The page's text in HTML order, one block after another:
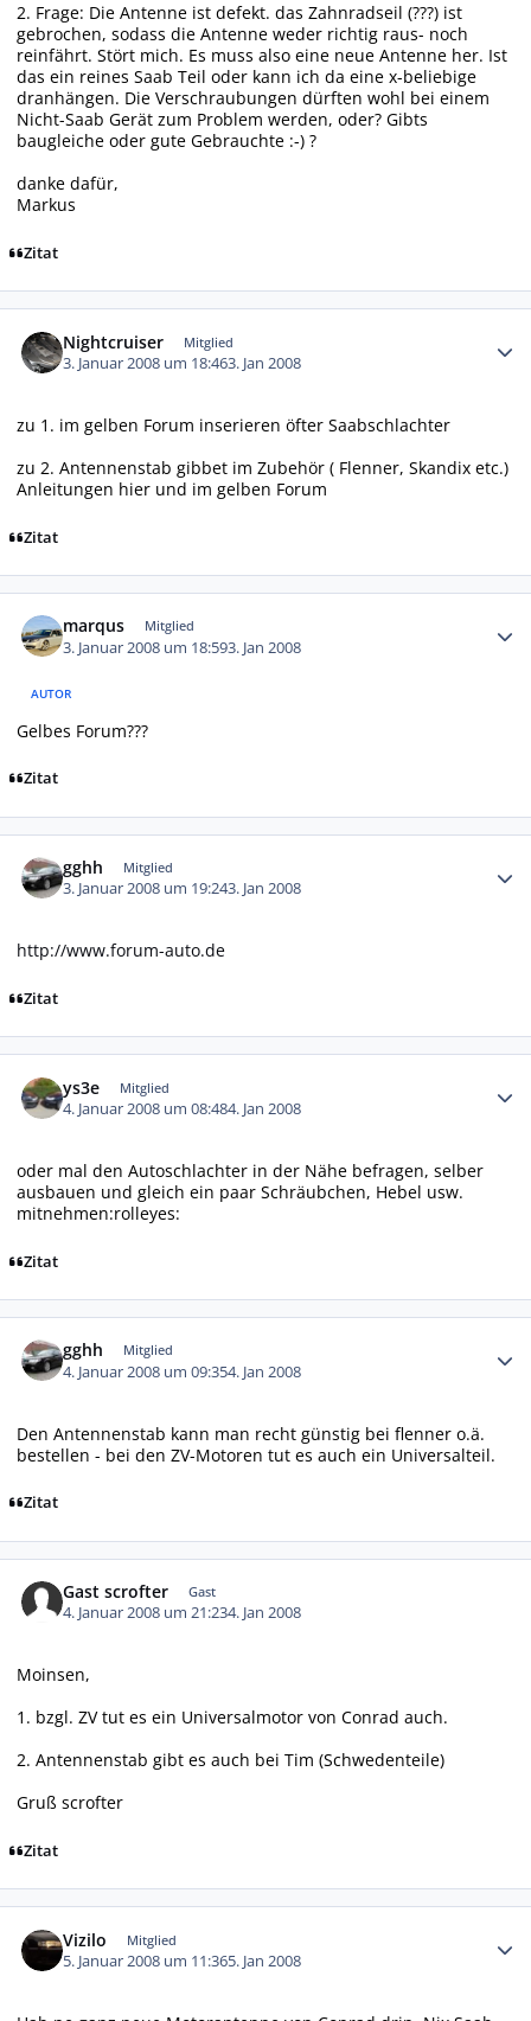
2. Frage: Die Antenne ist defekt. das Zahnradseil (???) ist
gebrochen, sodass die Antenne weder richtig raus- noch
reinfährt. Stört mich. Es muss also eine neue Antenne her. Ist
das ein reines Saab Teil oder kann ich da eine x-beliebige
dranhängen. Die Verschraubungen dürften wohl bei einem
Nicht-Saab Gerät zum Problem werden, oder? Gibts
baugleiche oder gute Gebrauchte :-) ?
danke dafür,
Markus
Zitat
Nightcruiser Mitglied
3. Januar 2008 um 18:463. Jan 2008
zu 1. im gelben Forum inserieren öfter Saabschlachter
zu 2. Antennenstab gibbet im Zubehör ( Flenner, Skandix etc.)
Anleitungen hier und im gelben Forum
Zitat
marqus Mitglied
3. Januar 2008 um 18:593. Jan 2008
AUTOR
Gelbes Forum???
Zitat
gghh Mitglied
3. Januar 2008 um 19:243. Jan 2008
http://www.forum-auto.de
Zitat
ys3e Mitglied
4. Januar 2008 um 08:484. Jan 2008
oder mal den Autoschlachter in der Nähe befragen, selber
ausbauen und gleich ein paar Schräubchen, Hebel usw.
mitnehmen:rolleyes:
Zitat
gghh Mitglied
4. Januar 2008 um 09:354. Jan 2008
Den Antennenstab kann man recht günstig bei flenner o.ä.
bestellen - bei den ZV-Motoren tut es auch ein Universalteil.
Zitat
Gast scrofter Gast
4. Januar 2008 um 21:234. Jan 2008
Moinsen,
1. bzgl. ZV tut es ein Universalmotor von Conrad auch.
2. Antennenstab gibt es auch bei Tim (Schwedenteile)
Gruß scrofter
Zitat
Vizilo Mitglied
5. Januar 2008 um 11:365. Jan 2008